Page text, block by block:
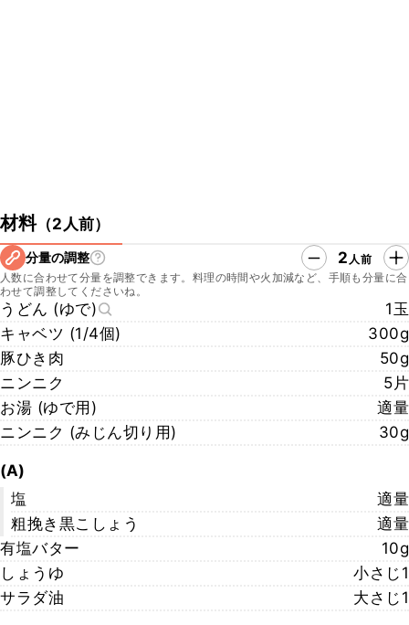
ご家庭で作りやすい手順や材料で再現したレシピも公開しております
ので、ぜひチェックしてみてくださいね。
https://www.kurashiru.com/recipes/1458d305-6cb5-4af1-b5a7-
220ae623b917
材料（2人前）
分量の調整 2 人前
人数に合わせて分量を調整できます。料理の時間や火加減など、手順も分量に合
わせて調整してくださいね。
うどん (ゆで)
1玉
キャベツ (1/4個)
300g
豚ひき肉
50g
ニンニク
5片
お湯 (ゆで用)
適量
ニンニク (みじん切り用)
30g
(A)
塩
適量
粗挽き黒こしょう
適量
有塩バター
10g
しょうゆ
小さじ1
サラダ油
大さじ1